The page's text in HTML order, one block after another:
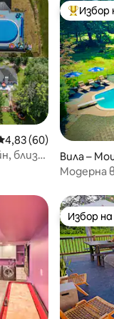
оценка: 4,83
4,83 (60)
близо
Най-Избор
Вила –
Модерна
Избор
Избор